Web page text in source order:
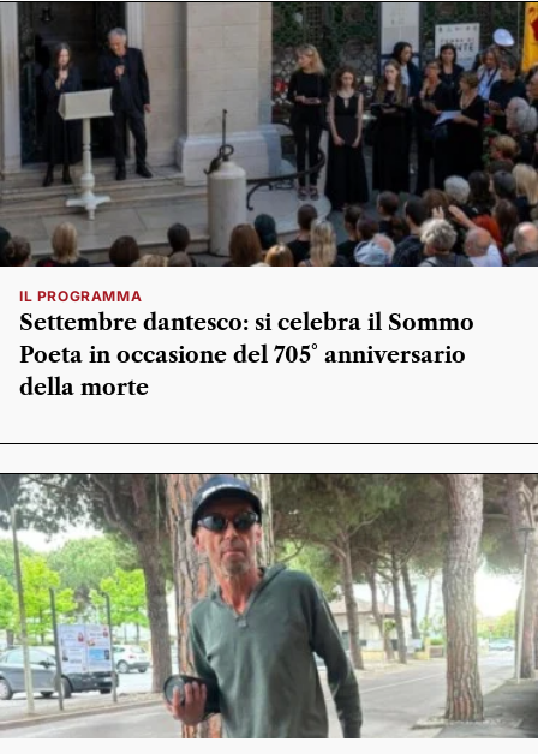
IL PROGRAMMA
Settembre dantesco: si celebra il Sommo
Poeta in occasione del 705° anniversario
della morte